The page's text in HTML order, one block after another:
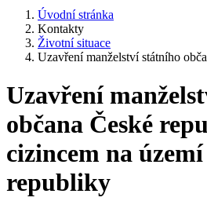
Úvodní stránka
Kontakty
Životní situace
Uzavření manželství státního
Uzavření
občana České
cizincem na území
republiky